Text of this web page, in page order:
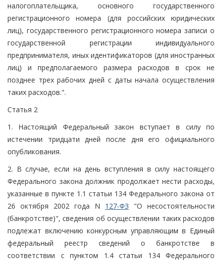
налогоплательщика, основного государственного
регистрационного номера (для российских юридических
лиц), государственного регистрационного номера записи о
государственной регистрации индивидуального
предпринимателя, иных идентификаторов (для иностранных
лиц) и предполагаемого размера расходов в срок не
позднее трех рабочих дней с даты начала осуществления
таких расходов.".
Статья 2
1. Настоящий Федеральный закон вступает в силу по
истечении тридцати дней после дня его официального
опубликования.
2. В случае, если на день вступления в силу настоящего
Федерального закона должник продолжает нести расходы,
указанные в пункте 1.1 статьи 134 Федерального закона от
26 октября 2002 года N 127-ФЗ "О несостоятельности
(банкротстве)", сведения об осуществлении таких расходов
подлежат включению конкурсным управляющим в Единый
федеральный реестр сведений о банкротстве в
соответствии с пунктом 1.4 статьи 134 Федерального